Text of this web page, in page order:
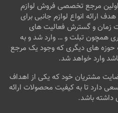
اولین مرجع تخصصی فروش لوازم
فعالیت خود را از سال ۹۸ با هدف ارائه انواع لوازم جانبی برای
زمان و گسترش فعالیت های
همچون تبلت و … وارد شد و به
حوزه های دیگری که وجود یک مرجع
وارد خواهد شد.
مشتریان خود که یکی از اهداف
دارد تا به کیفیت محصولات ارائه
داشته باشد.